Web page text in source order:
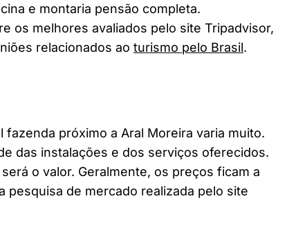
e montaria pensão completa.
os melhores avaliados pelo site Tripadvisor,
relacionados ao turismo pelo Brasil.
próximo a Aral Moreira varia muito.
das instalações e dos serviços oferecidos.
o valor. Geralmente, os preços ficam a
pesquisa de mercado realizada pelo site